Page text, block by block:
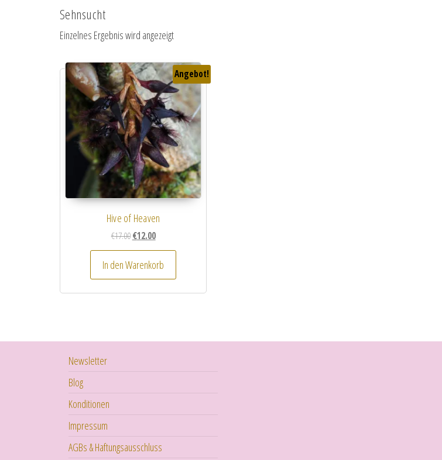
Sehnsucht
Einzelnes Ergebnis wird angezeigt
Angebot!
Hive of Heaven
€17.00 Ursprünglicher Preis war: €17.00
€12.00Aktueller Preis ist: €12.00.
In den Warenkorb
Newsletter
Blog
Konditionen
Impressum
AGBs & Haftungsausschluss